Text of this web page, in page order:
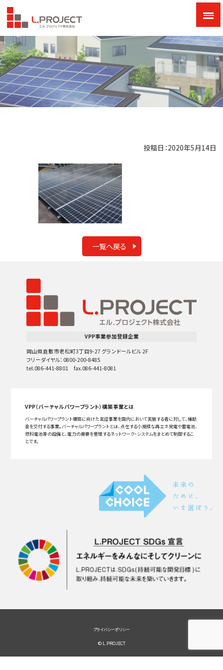
投稿日：2020年5月14日
一覧へ戻る
VPP事業参加登録企業
岡山県倉敷市老松町3丁目9-27 グランドールビル 2F
フリーダイヤル：0800-200-8485
tel.086-441-8801 fax.086-441-8081
VPP（バーチャルパワープラント）構築事業とは
バーチャルパワープラント構築に向けた実証事業を国内において実施する者に対して、補助
金を交付する事業。バーチャルパワープラントとは、点在する小規模な再エネ発電や蓄電池、
燃料電池等の設備と、電力の需要を管理するネットワーク・システムをまとめて制御するこ
とです。
プライバシーポリシー
© L.PROJECT